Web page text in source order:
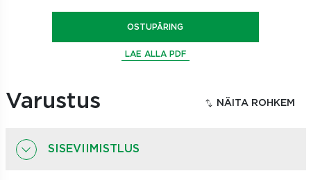
OSTUPÄRING
LAE ALLA PDF
Varustus
SISEVIIMISTLUS